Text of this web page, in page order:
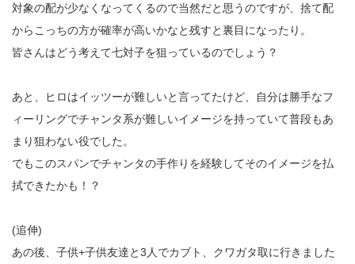
対象の配が少なくなってくるので当然だと思うのですが、捨て配
からこっちの方が確率が高いかなと残すと裏目になったり。
皆さんはどう考えて七対子を狙っているのでしょう？
あと、ヒロはイッツーが難しいと言ってたけど、自分は勝手なフ
ィーリングでチャンタ系が難しいイメージを持っていて普段もあ
まり狙わない役でした。
でもこのスパンでチャンタの手作りを経験してそのイメージを払
拭できたかも！？
(追伸)
あの後、子供+子供友達と3人でカブト、クワガタ取に行きました